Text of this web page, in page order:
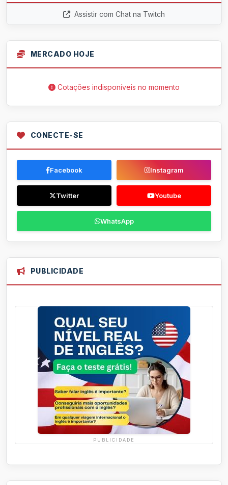
Assistir com Chat na Twitch
MERCADO HOJE
Cotações indisponíveis no momento
CONECTE-SE
Facebook Instagram
Twitter Youtube
WhatsApp
PUBLICIDADE
PUBLICIDADE